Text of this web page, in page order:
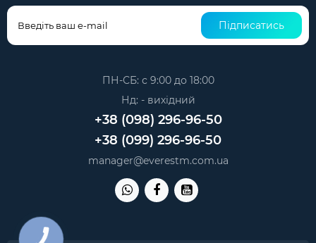
Підписатись
ПН-СБ: с 9:00 до 18:00
Нд: - вихідний
+38 (098) 296-96-50
+38 (099) 296-96-50
manager@everestm.com.ua
КНОПКА
ЗВ'ЯЗКУ